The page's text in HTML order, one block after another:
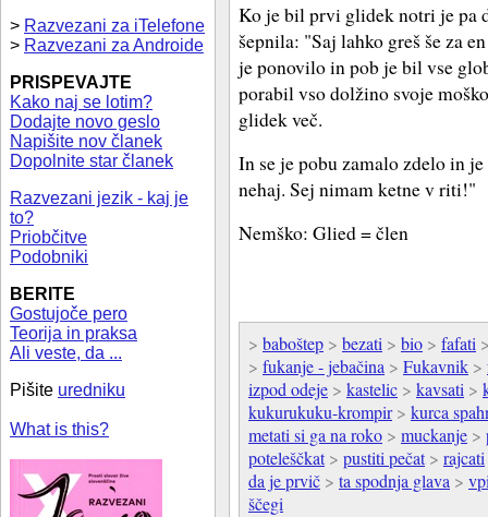
> Razvezani za iTelefone
> Razvezani za Androide
PRISPEVAJTE
Kako naj se lotim?
Dodajte novo geslo
Napišite nov članek
Dopolnite star članek
Razvezani jezik - kaj je
to?
Priobčitve
Podobniki
BERITE
Gostujoče pero
Teorija in praksa
Ali veste, da ...
Pišite uredniku
What is this?
Ko je bil prvi glidek notri je pa
šepnila: "Saj lahko greš še za
je ponovilo in pob je bil vse
porabil vso dolžino svoje
glidek več.
In se je pobu zamalo zdelo in
nehaj. Sej nimam ketne v riti!"
Nemško: Glied = člen
> baboštep > bezati > bio > fafati
> fukanje - jebačina > Fukavnik >
izpod odeje > kastelic > kavsati >
kukurukuku-krompir> kurca
metati si ga na roko > muckanje >
poteleščkat> pustiti pečat> rajcati
da je prvič > ta spodnja glava >
ščegi